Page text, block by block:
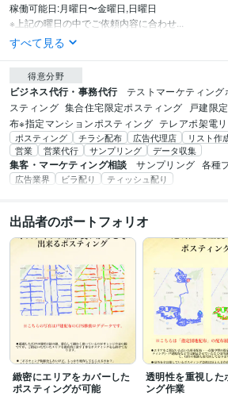
稼働可能日:月曜日〜金曜日,日曜日
※上記の曜日の中でご依頼内容に合わせ...
すべて見る
得意分野
ビジネス代行・事務代行 テストマーケティン
スティング 集合住宅限定ポスティング 戸建限
布※指定マンションポスティング テレアポ架電
ポスティング チラシ配布 広告代理店 リスト作
営業
営業代行 サンプリング データ収集
集客・マーケティング相談 サンプリング 各種
広告業界 ビラ配り ティッシュ配り
出品者のポートフォリオ
緻密にエリアをカバーした
ポスティングが可能
透明性を重視した
ング作業